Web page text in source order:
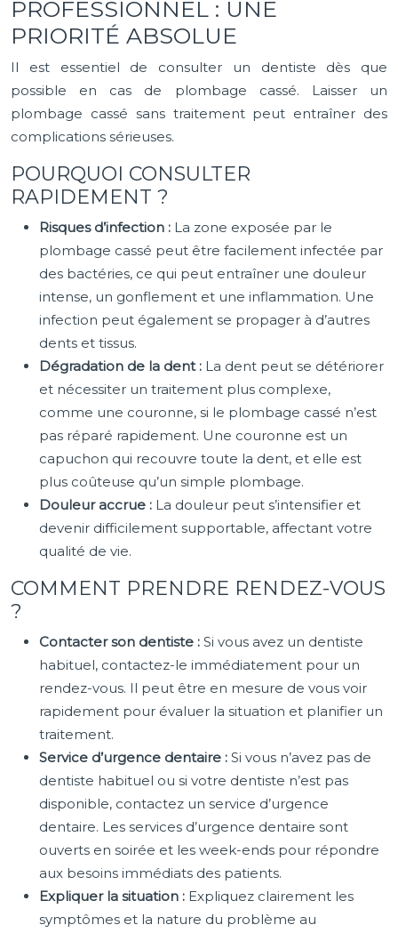
PROFESSIONNEL : UNE
PRIORITÉ ABSOLUE
Il est essentiel de consulter un dentiste dès que
possible en cas de plombage cassé. Laisser un
plombage cassé sans traitement peut entraîner des
complications sérieuses.
POURQUOI CONSULTER
RAPIDEMENT ?
Risques d’infection : La zone exposée par le
plombage cassé peut être facilement infectée par
des bactéries, ce qui peut entraîner une douleur
intense, un gonflement et une inflammation. Une
infection peut également se propager à d’autres
dents et tissus.
Dégradation de la dent : La dent peut se détériorer
et nécessiter un traitement plus complexe,
comme une couronne, si le plombage cassé n’est
pas réparé rapidement. Une couronne est un
capuchon qui recouvre toute la dent, et elle est
plus coûteuse qu’un simple plombage.
Douleur accrue : La douleur peut s’intensifier et
devenir difficilement supportable, affectant votre
qualité de vie.
COMMENT PRENDRE RENDEZ-VOUS
?
Contacter son dentiste : Si vous avez un dentiste
habituel, contactez-le immédiatement pour un
rendez-vous. Il peut être en mesure de vous voir
rapidement pour évaluer la situation et planifier un
traitement.
Service d’urgence dentaire : Si vous n’avez pas de
dentiste habituel ou si votre dentiste n’est pas
disponible, contactez un service d’urgence
dentaire. Les services d’urgence dentaire sont
ouverts en soirée et les week-ends pour répondre
aux besoins immédiats des patients.
Expliquer la situation : Expliquez clairement les
symptômes et la nature du problème au